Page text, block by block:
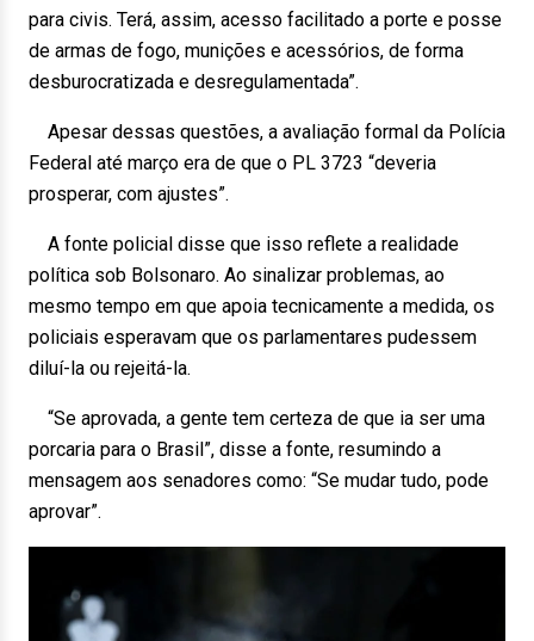
para civis. Terá, assim, acesso facilitado a porte e posse
de armas de fogo, munições e acessórios, de forma
desburocratizada e desregulamentada”.
Apesar dessas questões, a avaliação formal da Polícia
Federal até março era de que o PL 3723 “deveria
prosperar, com ajustes”.
A fonte policial disse que isso reflete a realidade
política sob Bolsonaro. Ao sinalizar problemas, ao
mesmo tempo em que apoia tecnicamente a medida, os
policiais esperavam que os parlamentares pudessem
diluí-la ou rejeitá-la.
“Se aprovada, a gente tem certeza de que ia ser uma
porcaria para o Brasil”, disse a fonte, resumindo a
mensagem aos senadores como: “Se mudar tudo, pode
aprovar”.